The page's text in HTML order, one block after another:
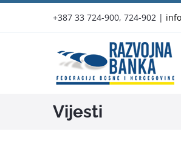
+387 33 724-900, 724-902 |
Vijesti